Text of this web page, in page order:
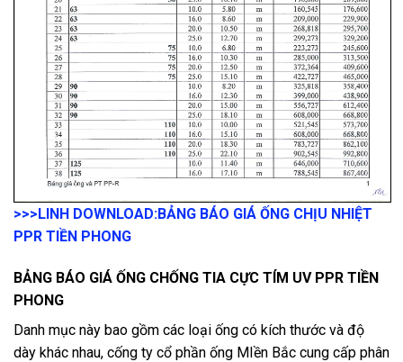
>>>LINH DOWNLOAD:BẢNG BÁO GIÁ ỐNG CHỊU NHIỆT
PPR TIỀN PHONG
BẢNG BÁO GIÁ ỐNG CHỐNG TIA CỰC TÍM UV PPR TIỀN
PHONG
Danh mục này bao gồm các loại ống có kích thước và độ
dày khác nhau, cống ty cổ phần ống MIền Bắc cung cấp phân